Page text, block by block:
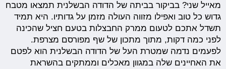
מאייל שני? בביקור בביתה של הדודה הבשלנית תמצאו מטבח
גדוש כל טוב ואפילו מזווה העולה מזמן על גדותיו. היא תמיד
תשדל אתכם לטעום ממרק החבצלות בטעם חציל שהכינה
לפני כמה דקות, מתוך מתכון של שף מפורסם מצרפת.
לפעמים נדמה שמטרת העל של הדודה הבשלנית הוא לפטם
את האחיינים שלה במגוון מאכלים וממתקים בהשראת